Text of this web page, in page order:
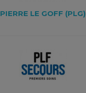
PIERRE LE GOFF (PLG)